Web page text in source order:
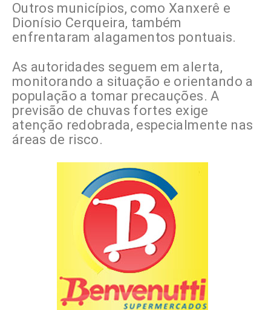
Outros municípios, como Xanxerê e
Dionísio Cerqueira, também
enfrentaram alagamentos pontuais.
As autoridades seguem em alerta,
monitorando a situação e orientando a
população a tomar precauções. A
previsão de chuvas fortes exige
atenção redobrada, especialmente nas
áreas de risco.